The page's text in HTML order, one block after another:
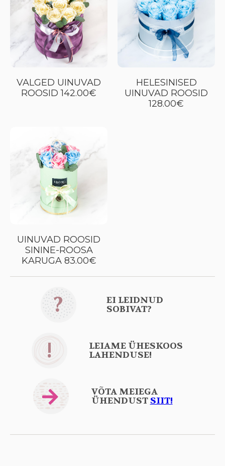
VALGED UINUVAD
ROOSID 142.00€
HELESINISED
UINUVAD ROOSID
128.00€
UINUVAD ROOSID
SININE-ROOSA
KARUGA 83.00€
? EI LEIDNUD
SOBIVAT?
! LEIAME ÜHESKOOS
LAHENDUSE!
VÕTA MEIEGA
ÜHENDUST SIIT!